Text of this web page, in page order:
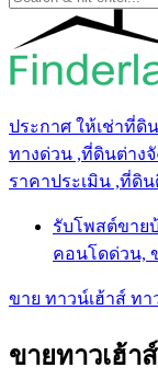
ประกาศ ให้เช่าที่
ทางด่วน ,ที่ดินต่าง
ราคาประเมิน ,ที่ดิ
รับโพสต์ขาย
คอนโดด่วน,
ขาย ทาวน์เฮ้าส์ ท
ขายทาวเฮ้า